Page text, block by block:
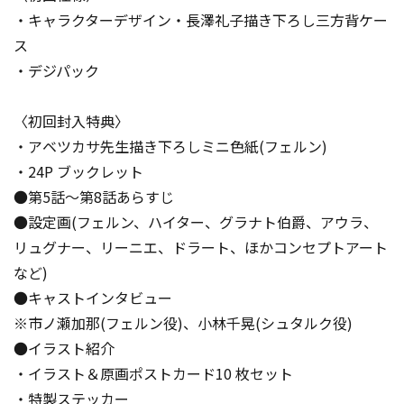
・キャラクターデザイン・長澤礼子描き下ろし三方背ケー
ス
・デジパック
〈初回封入特典〉
・アベツカサ先生描き下ろしミニ色紙(フェルン)
・24P ブックレット
●第5話～第8話あらすじ
●設定画(フェルン、ハイター、グラナト伯爵、アウラ、
リュグナー、リーニエ、ドラート、ほかコンセプトアート
など)
●キャストインタビュー
※市ノ瀬加那(フェルン役)、小林千晃(シュタルク役)
●イラスト紹介
・イラスト＆原画ポストカード10 枚セット
・特製ステッカー